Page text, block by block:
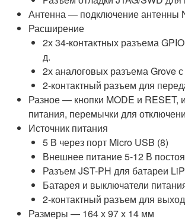
Антенна — подключение антенны
Расширение
2х 34-контактных разъема
д.
2х аналоговых разъема Grove
2-контактный разъем для
Разное — кнопки MODE и RESET,
питания, перемычки для
Источник питания
5 В через порт Micro USB (8)
Внешнее питание 5-12 В
Разъем JST-PH для батареи
Батарея и выключатели
2-контактный разъем для
Размеры — 164 х 97 х 14 мм